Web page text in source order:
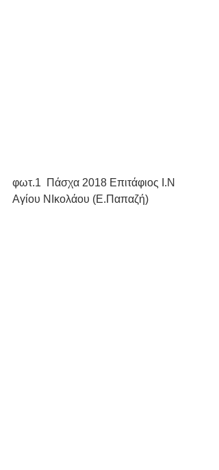
φωτ.1  Πάσχα 2018 Επιτάφιος Ι.Ν
Αγίου ΝΙκολάου (Ε.Παπαζή)